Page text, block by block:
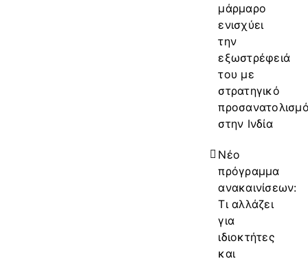
μάρμαρο
ενισχύει
την
εξωστρέφειά
του με
στρατηγικό
στην Ινδία
Νέο
πρόγραμμα
ανακαινίσεων:
Τι αλλάζει
για
ιδιοκτήτες
και